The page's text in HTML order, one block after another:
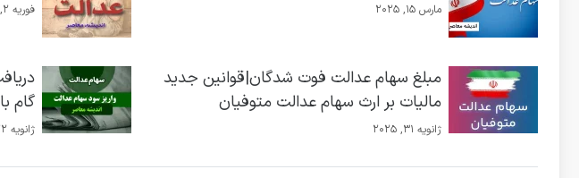
مارس 15, 2025 فوریه 2, 2025
مبلغ سهام عدالت فوت شدگان|قوانین جدید
مالیات بر ارث سهام عدالت متوفیان
ژانویه 31, 2025
گام
ژانویه 22, 2025